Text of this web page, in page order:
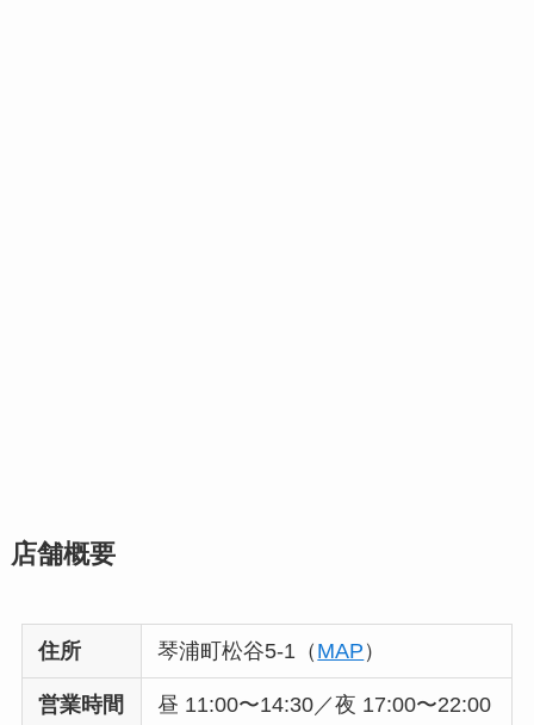
店舗概要
住所 琴浦町松谷5-1（ MAP ）
営業時間
昼 11:00〜14:30／夜 17:00〜22:00